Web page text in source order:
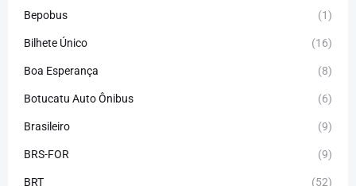
Bepobus (1)
Bilhete Único (16)
Boa Esperança (8)
Botucatu Auto Ônibus (6)
Brasileiro (9)
BRS-FOR (9)
BRT (52)